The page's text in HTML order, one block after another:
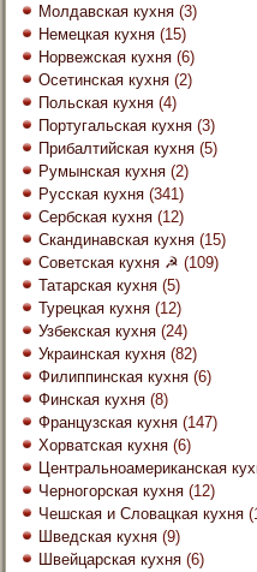
Молдавская кухня (3)
Немецкая кухня (15)
Норвежская кухня (6)
Осетинская кухня (2)
Польская кухня (4)
Португальская кухня (3)
Прибалтийская кухня (5)
Румынская кухня (2)
Русская кухня (341)
Сербская кухня (12)
Скандинавская кухня (15)
Советская кухня ☭ (109)
Татарская кухня (5)
Турецкая кухня (12)
Узбекская кухня (24)
Украинская кухня (82)
Филиппинская кухня (6)
Финская кухня (8)
Французская кухня (147)
Хорватская кухня (6)
Центральноамериканская
Черногорская кухня (12)
Чешская и Словацкая кухня
Шведская кухня (9)
Швейцарская кухня (6)